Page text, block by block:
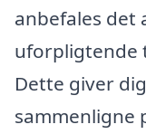
anbefales det
uforpligtende
Dette giver
sammenligne